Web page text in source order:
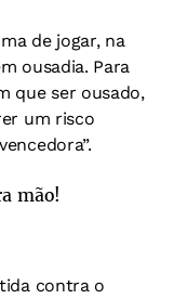
de jogar, na
ousadia. Para
que ser ousado,
um risco
mão!
contra o